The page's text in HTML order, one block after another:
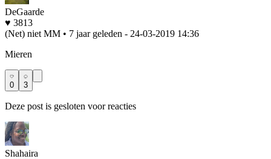
DeGaarde
♥ 3813
(Net) niet MM • 7 jaar geleden - 24-03-2019 14:36
Mieren
0 3
Deze post is gesloten voor reacties
Shahaira